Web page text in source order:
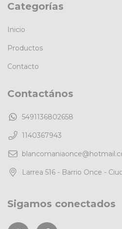
Categorías
Inicio
Productos
Contacto
Contactános
5491136802658
1140367943
Larrea 516 - Barrio Once -
Sigamos conectados